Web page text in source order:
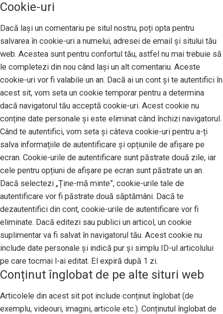
Cookie-uri
Dacă lași un comentariu pe situl nostru, poți opta pentru
salvarea în cookie-uri a numelui, adresei de email și sitului tău
web. Acestea sunt pentru confortul tău, astfel nu mai trebuie să
le completezi din nou când lași un alt comentariu. Aceste
cookie-uri vor fi valabile un an. Dacă ai un cont și te autentifici în
acest sit, vom seta un cookie temporar pentru a determina
dacă navigatorul tău acceptă cookie-uri. Acest cookie nu
conține date personale și este eliminat când închizi navigatorul.
Când te autentifici, vom seta și câteva cookie-uri pentru a-ți
salva informațiile de autentificare și opțiunile de afișare pe
ecran. Cookie-urile de autentificare sunt păstrate două zile, iar
cele pentru opțiuni de afișare pe ecran sunt păstrate un an.
Dacă selectezi „Ține-mă minte”, cookie-urile tale de
autentificare vor fi păstrate două săptămâni. Dacă te
dezautentifici din cont, cookie-urile de autentificare vor fi
eliminate. Dacă editezi sau publici un articol, un cookie
suplimentar va fi salvat în navigatorul tău. Acest cookie nu
include date personale și indică pur și simplu ID-ul articolului
pe care tocmai l-ai editat. El expiră după 1 zi.
Conținut înglobat de pe alte situri web
Articolele din acest sit pot include conținut înglobat (de
exemplu, videouri, imagini, articole etc.). Conținutul înglobat de